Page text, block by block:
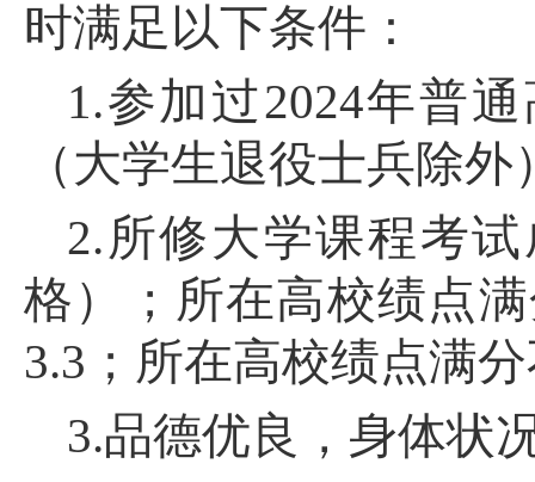
时满足以下条件：
1.参加过2024年普
（大学生退役士兵除外
2. 所修大学课程考
格）；所在高校绩点
3.3；所在高校绩点满
3.品德优良，身体状